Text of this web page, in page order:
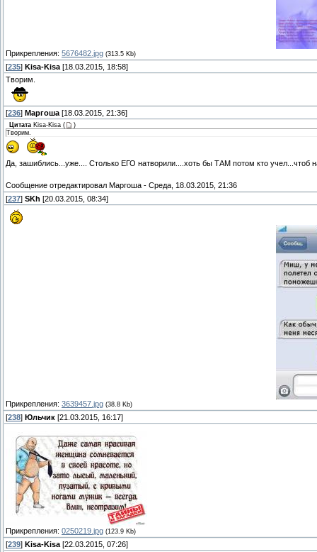
Прикрепления: 5676482.jpg (313.5 Kb)
[235] Kisa-Kisa [18.03.2015, 18:58]
Творим.
[236] Маргоша [18.03.2015, 21:36]
Цитата Kisa-Kisa (
)
Творим.
Да, зашиблись...уже.... Столько ЕГО натворили....хоть бы ТАМ потом кто учел...чтоб
Сообщение отредактировал Маргоша - Среда, 18.03.2015, 21:36
[237] SKh [20.03.2015, 08:34]
Прикрепления: 3639457.jpg (38.8 Kb)
[238] Юльчик [21.03.2015, 16:17]
Прикрепления: 0250219.jpg (123.9 Kb)
[239] Kisa-Kisa [22.03.2015, 07:26]